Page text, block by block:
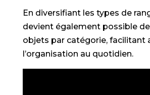
En diversifiant les types de
devient également possible
objets par catégorie, facilitant
l’organisation au quotidien.